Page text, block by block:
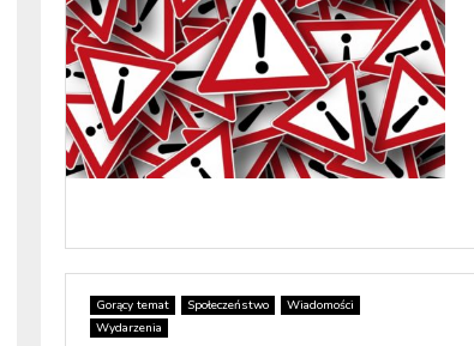
Gorący temat Społeczeństwo
Wiadomości
Wydarzenia